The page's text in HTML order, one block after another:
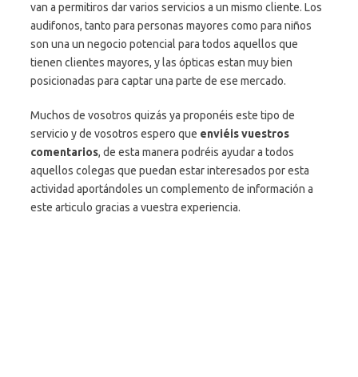
van a permitiros dar varios servicios a un mismo cliente. Los
audifonos, tanto para personas mayores como para niños
son una un negocio potencial para todos aquellos que
tienen clientes mayores, y las ópticas estan muy bien
posicionadas para captar una parte de ese mercado.
Muchos de vosotros quizás ya proponéis este tipo de
servicio y de vosotros espero que enviéis vuestros
comentarios, de esta manera podréis ayudar a todos
aquellos colegas que puedan estar interesados por esta
actividad aportándoles un complemento de información a
este articulo gracias a vuestra experiencia.